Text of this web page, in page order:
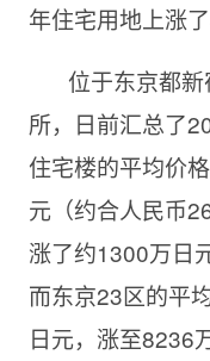
年住宅用地上涨了
位于东京都
所，日前汇总了
住宅楼的平均价格
元（约合人民币
涨了约1300万日
而东京23区的平
日元，涨至8236